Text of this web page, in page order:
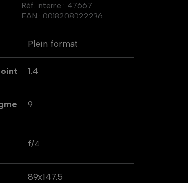
Réf. interne : 47667
EAN : 0018208022236
Plein format
1.4
9
f/4
89x147.5